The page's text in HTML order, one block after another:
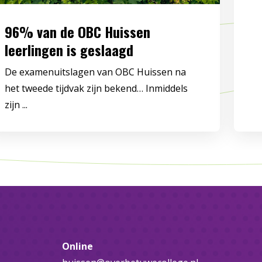
96% van de OBC Huissen
leerlingen is geslaagd
De examenuitslagen van OBC Huissen na
het tweede tijdvak zijn bekend… Inmiddels
zijn ...
Online